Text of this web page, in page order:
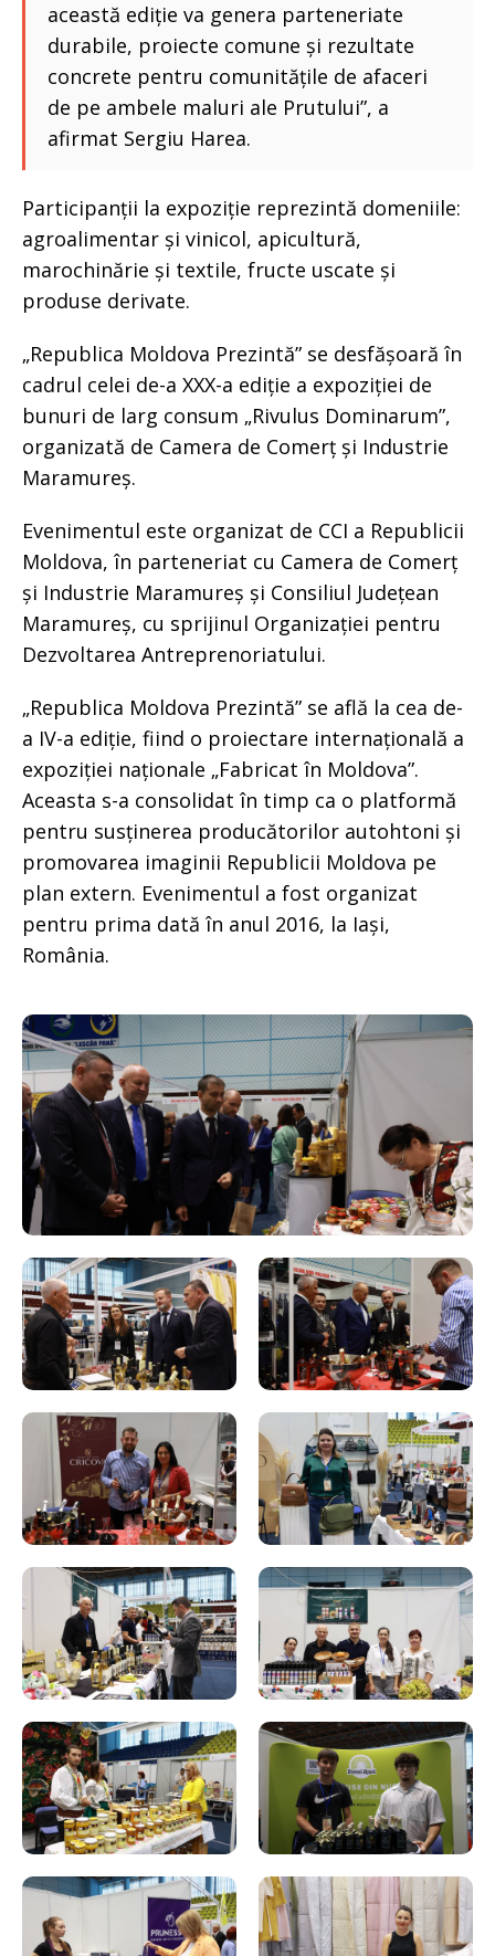
această ediție va genera parteneriate
durabile, proiecte comune și rezultate
concrete pentru comunitățile de afaceri
de pe ambele maluri ale Prutului”, a
afirmat Sergiu Harea.
Participanții la expoziție reprezintă domeniile:
agroalimentar și vinicol, apicultură,
marochinărie și textile, fructe uscate și
produse derivate.
„Republica Moldova Prezintă” se desfășoară în
cadrul celei de-a XXX-a ediție a expoziției de
bunuri de larg consum „Rivulus Dominarum”,
organizată de Camera de Comerț și Industrie
Maramureș.
Evenimentul este organizat de CCI a Republicii
Moldova, în parteneriat cu Camera de Comerț
și Industrie Maramureș și Consiliul Județean
Maramureș, cu sprijinul Organizației pentru
Dezvoltarea Antreprenoriatului.
„Republica Moldova Prezintă” se află la cea de-
a IV-a ediție, fiind o proiectare internațională a
expoziției naționale „Fabricat în Moldova”.
Aceasta s-a consolidat în timp ca o platformă
pentru susținerea producătorilor autohtoni și
promovarea imaginii Republicii Moldova pe
plan extern. Evenimentul a fost organizat
pentru prima dată în anul 2016, la Iași,
România.